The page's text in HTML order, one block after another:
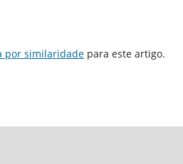
por similaridade para este artigo.